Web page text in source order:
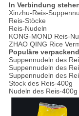
In Verbindung
Xinzhu-Reis-
Reis-Stöcke
Reis-Nudeln
KONG-MOND Reis-
ZHAO QING Rice
Populäre
Suppennudeln des
Suppennudeln des
Suppennudeln des
Stock des Reis-400g
Nudeln des Reis-400g